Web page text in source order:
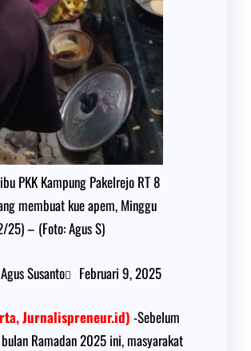
PKK Kampung Pakelrejo RT 8
membuat kue apem, Minggu
25) – (Foto: Agus S)
Agus Susanto Februari 9, 2025
Jurnalispreneur.id) -Sebelum
Ramadan 2025 ini, masyarakat